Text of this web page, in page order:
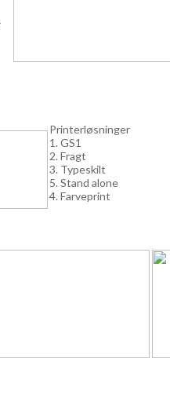
Printerløsninger
1. GS1
2. Fragt
3. Typeskilt
5. Stand alone
4. Farveprint